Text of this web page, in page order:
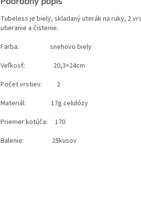
Tubeless je biely, skladaný uterák na ruky, 2
utieranie a čistenie.
Farba: snehovo biely
Veľkosť: 20,3×24cm
Počet vrstiev: 2
Materiál: 17g celulózy
Priemer kotúča: 170
Balenie: 25kusov